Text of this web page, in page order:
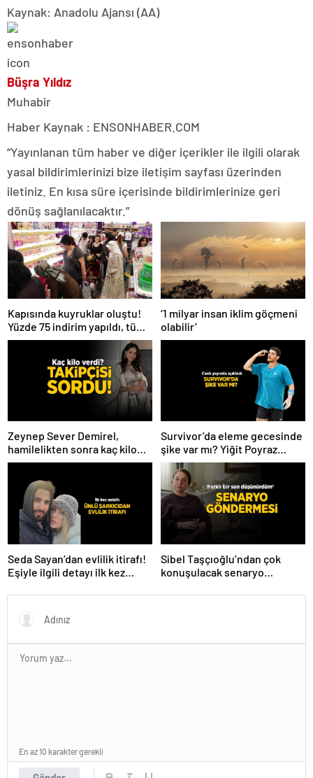
Kaynak: Anadolu Ajansı (AA)
Büşra Yıldız
Muhabir
Haber Kaynak : ENSONHABER.COM
“Yayınlanan tüm haber ve diğer içerikler ile ilgili olarak
yasal bildirimlerinizi bize iletişim sayfası üzerinden
iletiniz. En kısa süre içerisinde bildirimlerinize geri
dönüş sağlanılacaktır.”
Kapısında kuyruklar oluştu!
Yüzde 75 indirim yapıldı, tüm
ürünler kapış kapış gitti
‘1 milyar insan iklim göçmeni
olabilir’
Zeynep Sever Demirel,
hamilelikten sonra kaç kilo
verdiğini açıkladı! ‘Yaza kadar
Survivor’da eleme gecesinde
şike var mı? Yiğit Poyraz
düelloda Volkan’la
yaşananları ilk kez anlattı!
Seda Sayan’dan evlilik itirafı!
Eşiyle ilgili detayı ilk kez
Sibel Taşçıoğlu’ndan çok
konuşulacak senaryo
düşünürdüm’
En az 10 karakter gerekli